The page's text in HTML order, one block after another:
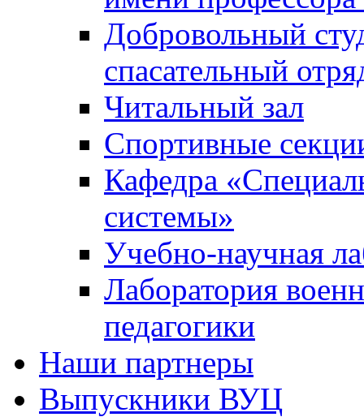
Добровольный
спасательный
Читальный зал
Спортивные
Кафедра
системы»
Учебно-научная
Лаборатория
педагогики
Наши партнеры
Выпускники ВУЦ